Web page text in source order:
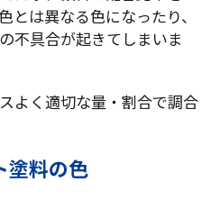
とは異なる色になったり、
不具合が起きてしまいま
よく適切な量・割合で調合
塗料の色